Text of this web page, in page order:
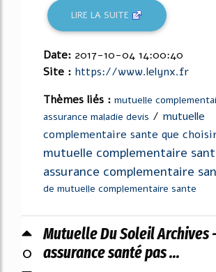
LIRE LA SUITE
Date: 2017-10-04 14:00:40
Site : https://www.lelynx.fr
Thèmes liés : mutuelle
assurance maladie devis / mutuelle
complementaire sante que
mutuelle complementaire
assurance complementaire
de mutuelle complementaire sante
0
Mutuelle Du Soleil Archives
assurance santé pas ...